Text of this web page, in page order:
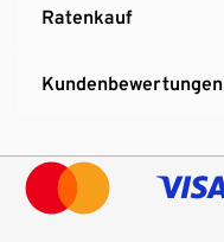
Ratenkauf
Kundenbewertungen